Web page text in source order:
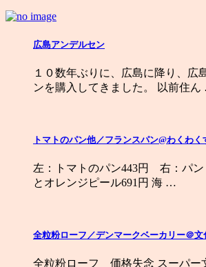
広島アンデルセン
１０数年ぶりに、広島に降り、広
ンを購入してきました。 以前住
トマトのパン他／フランスパン@わくわ
左：トマトのパン443円 右：パン
とオレンジピール691円 海 …
全粒粉ローフ／デンマークベーカリー＠文
全粒粉ローフ 価格失念 スーパー